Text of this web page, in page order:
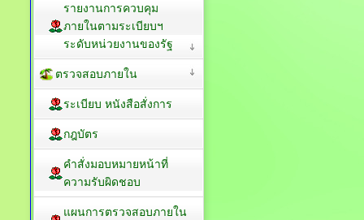
รายงานการควบคุม
ภายในตามระเบียบฯ
ระดับหน่วยงานของรัฐ
ตรวจสอบภายใน
ระเบียบ หนังสือสั่งการ
กฎบัตร
คำสั่งมอบหมายหน้าที่
ความรับผิดชอบ
แผนการตรวจสอบภายใน